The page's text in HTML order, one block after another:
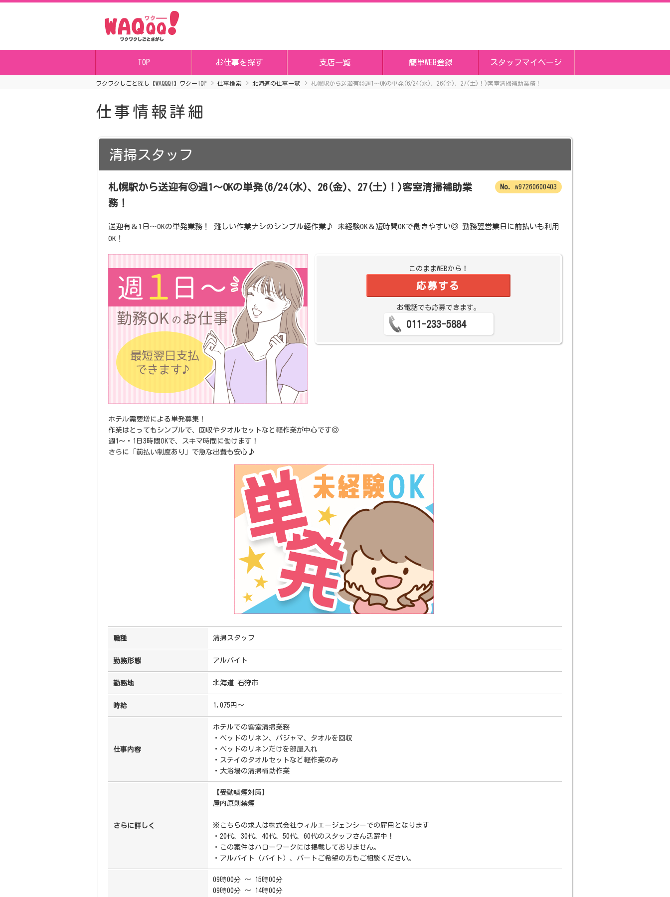
TOP お仕事を探す 支店一覧 簡単WEB登録 スタッフマイページ
ワクワクしごと探し【WAQQQ!】ワクーTOP 仕事検索 北海道の仕事一覧 札幌駅から送迎有◎週1～OKの単発(6/24(水)、26(金)、27(土)！)客室清掃補助業務！
仕事情報詳細
清掃スタッフ
w97260600403
札幌駅から送迎有◎週1～OKの単発(6/24(水)、26(金)、27(土)！)客室清掃補助業
務！
送迎有＆1日～OKの単発業務！ 難しい作業ナシのシンプル軽作業♪ 未経験OK＆短時間OKで働きやすい◎ 勤務翌営業日に前払いも利用
OK！
このままWEBから！
応募する
お電話でも応募できます。
011-233-5884
ホテル需要増による単発募集！
作業はとってもシンプルで、回収やタオルセットなど軽作業が中心です◎
週1～・1日3時間OKで、スキマ時間に働けます！
さらに「前払い制度あり」で急な出費も安心♪
職種 清掃スタッフ
勤務形態 アルバイト
勤務地 北海道 石狩市
時給 1,075円～
仕事内容
ホテルでの客室清掃業務
・ベッドのリネン、パジャマ、タオルを回収
・ベッドのリネンだけを部屋入れ
・ステイのタオルセットなど軽作業のみ
・大浴場の清掃補助作業
さらに詳しく
【受動喫煙対策】
屋内原則禁煙
※こちらの求人は株式会社ウィルエージェンシーでの雇用となります
・20代、30代、40代、50代、60代のスタッフさん活躍中！
・この案件はハローワークには掲載しておりません。
・アルバイト（バイト）、パートご希望の方もご相談ください。
09時00分 ～ 15時00分
09時00分 ～ 14時00分